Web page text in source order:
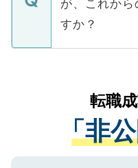
みを人材紹介
ています。
ご本人のキャ
支援を目的に
ているすべて
は、個人情報
管理基準を満
る、プライバ
ご登録いただ
が、これから
すか？
かがいして、
経験をまじえ
させていただ
ない方には、
ので、まずは
転職
「非